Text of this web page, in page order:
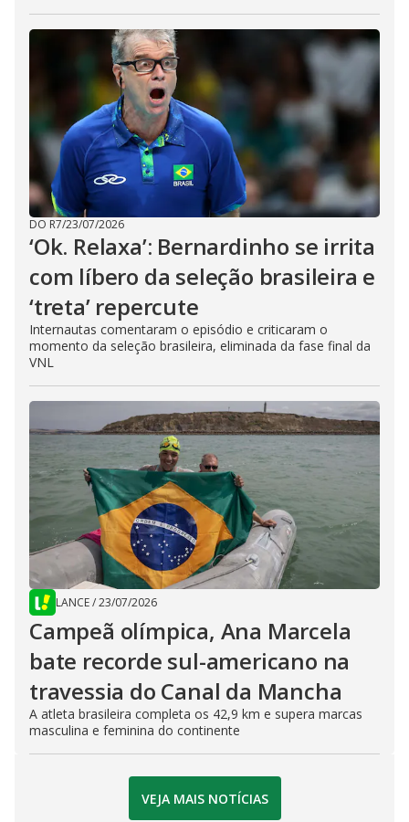
DO R7/23/07/2026
‘Ok. Relaxa’: Bernardinho se irrita
com líbero da seleção brasileira e
‘treta’ repercute
Internautas comentaram o episódio e criticaram o
momento da seleção brasileira, eliminada da fase final da
VNL
LANCE/23/07/2026
Campeã olímpica, Ana Marcela
bate recorde sul-americano na
travessia do Canal da Mancha
A atleta brasileira completa os 42,9 km e supera marcas
masculina e feminina do continente
VEJA MAIS NOTÍCIAS